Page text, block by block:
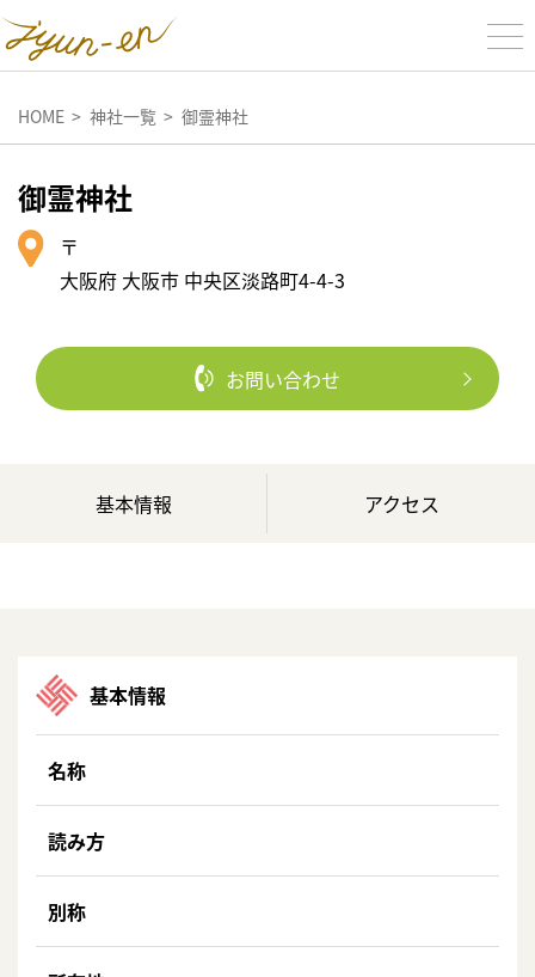
HOME 神社一覧 御霊神社
御霊神社
〒
大阪府 大阪市 中央区淡路町4-4-3
お問い合わせ
基本情報 アクセス
基本情報
名称
読み方
別称